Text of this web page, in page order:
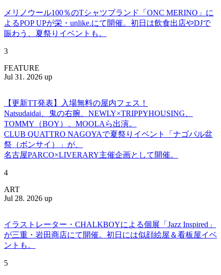
メリノウール100％のTシャツブランド「ONC MERINO」に
よるPOP UPが栄・unlike.にて開催。初日は飲食出店やDJで
賑わう、夏祭りイベントも。
3
FEATURE
Jul 31. 2026 up
【更新TT発表】入場無料の屋内フェス！
Natsudaidai、鬼の右腕、NEWLY×TRIPPYHOUSING、
TOMMY（BOY）、MOOLAら出演。
CLUB QUATTRO NAGOYAで夏祭りイベント「ナゴパル盆
祭（ボンサイ）」が、
名古屋PARCO×LIVERARY主催企画として開催。
4
ART
Jul 28. 2026 up
イラストレーター・CHALKBOYによる個展「Jazz Inspired」
が三重・岩田商店にて開催。初日には似顔絵屋＆看板屋イベ
ントも。
5